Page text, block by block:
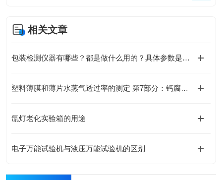
相关文章
包装检测仪器有哪些？都是做什么用的？具体参数是什么？
塑料薄膜和薄片水蒸气透过率的测定 第7部分：钙腐蚀法
氙灯老化实验箱的用途
电子万能试验机与液压万能试验机的区别